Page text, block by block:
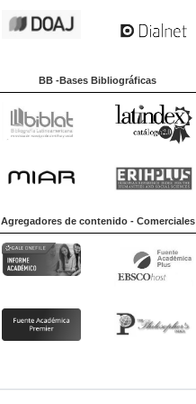
BB -Bases Bibliográficas
Agregadores de contenido - Comerciales